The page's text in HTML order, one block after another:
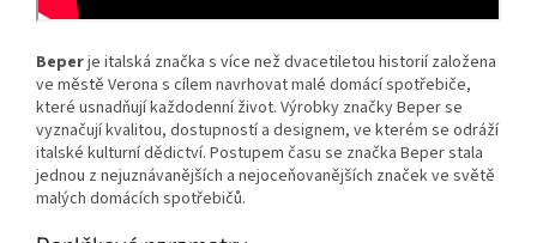
Beperje italská značka s více než dvacetiletou historií založena
ve městě Verona s cílem navrhovat malé domácí spotřebiče,
které usnadňují každodenní život. Výrobky značky Beper se
vyznačují kvalitou, dostupností a designem, ve kterém se odráží
italské kulturní dědictví. Postupem času se značka Beper stala
jednou z nejuznávanějších a nejoceňovanějších značek ve světě
malých domácích spotřebičů.